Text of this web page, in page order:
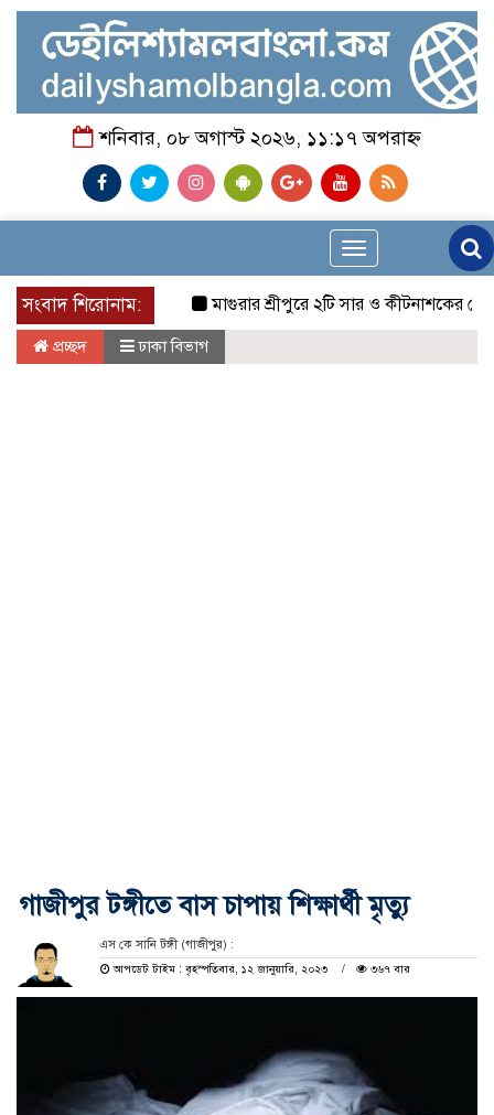
শনিবার, ০৮ অগাস্ট ২০২৬, ১১:১৭ অপরাহ্ন
Toggle
navigation
সংবাদ শিরোনাম:
মাগুরার শ্রীপুরে ২টি সার ও কীটনাশকের দোকানে
প্রচ্ছদ ঢাকা বিভাগ
গাজীপুর টঙ্গীতে বাস চাপায় শিক্ষার্থী মৃত্যু
এস কে সানি টঙ্গী (গাজীপুর) :
আপডেট টাইম : বৃহস্পতিবার, ১২ জানুয়ারি, ২০২৩
৩৬৭ বার